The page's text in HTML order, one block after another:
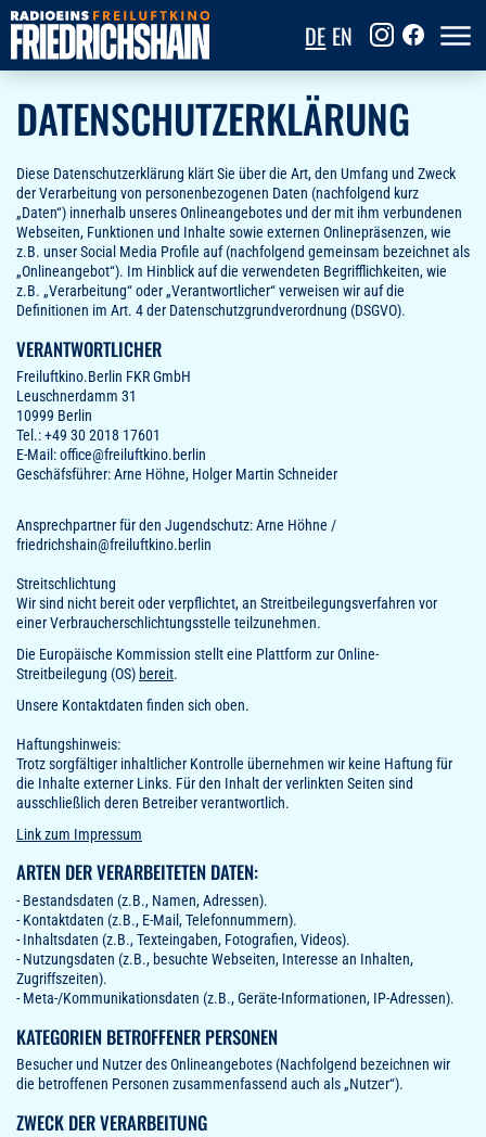
DE EN
DATENSCHUTZ­ERKLÄRUNG
Diese Datenschutzerklärung klärt Sie über die Art, den Umfang und Zweck
der Verarbeitung von personenbezogenen Daten (nachfolgend kurz
„Daten“) innerhalb unseres Onlineangebotes und der mit ihm verbundenen
Webseiten, Funktionen und Inhalte sowie externen Onlinepräsenzen, wie
z.B. unser Social Media Profile auf (nachfolgend gemeinsam bezeichnet als
„Onlineangebot“). Im Hinblick auf die verwendeten Begrifflichkeiten, wie
z.B. „Verarbeitung“ oder „Verantwortlicher“ verweisen wir auf die
Definitionen im Art. 4 der Datenschutzgrundverordnung (DSGVO).
VERANTWORTLICHER
Freiluftkino.Berlin FKR GmbH
Leuschnerdamm 31
10999 Berlin
Tel.: +49 30 2018 17601
E-Mail: office@freiluftkino.berlin
Geschäfsführer: Arne Höhne, Holger Martin Schneider
Ansprechpartner für den Jugendschutz: Arne Höhne /
friedrichshain@freiluftkino.berlin
Streitschlichtung
Wir sind nicht bereit oder verpflichtet, an Streitbeilegungsverfahren vor
einer Verbraucherschlichtungsstelle teilzunehmen.
Die Europäische Kommission stellt eine Plattform zur Online-
Streitbeilegung (OS) bereit.
Unsere Kontaktdaten finden sich oben.
Haftungshinweis:
Trotz sorgfältiger inhaltlicher Kontrolle übernehmen wir keine Haftung für
die Inhalte externer Links. Für den Inhalt der verlinkten Seiten sind
ausschließlich deren Betreiber verantwortlich.
Link zum Impressum
ARTEN DER VERARBEITETEN DATEN:
- Bestandsdaten (z.B., Namen, Adressen).
- Kontaktdaten (z.B., E-Mail, Telefonnummern).
- Inhaltsdaten (z.B., Texteingaben, Fotografien, Videos).
- Nutzungsdaten (z.B., besuchte Webseiten, Interesse an Inhalten,
Zugriffszeiten).
- Meta-/Kommunikationsdaten (z.B., Geräte-Informationen, IP-Adressen).
KATEGORIEN BETROFFENER PERSONEN
Besucher und Nutzer des Onlineangebotes (Nachfolgend bezeichnen wir
die betroffenen Personen zusammenfassend auch als „Nutzer“).
ZWECK DER VERARBEITUNG